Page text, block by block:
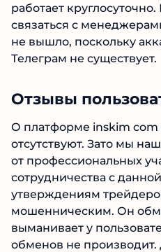
работает
связаться с
не вышло, поскольку
Телеграм не существует.
Отзывы
О платформе inskim com
отсутствуют. Зато мы
от профессиональных
сотрудничества с
утверждениям
мошенническим. Он
выманивает у
обменов не